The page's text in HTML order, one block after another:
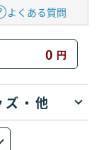
よくある質問
0 円
ズ・他